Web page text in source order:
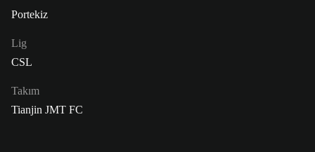
Portekiz
Lig
CSL
Takım
Tianjin JMT FC